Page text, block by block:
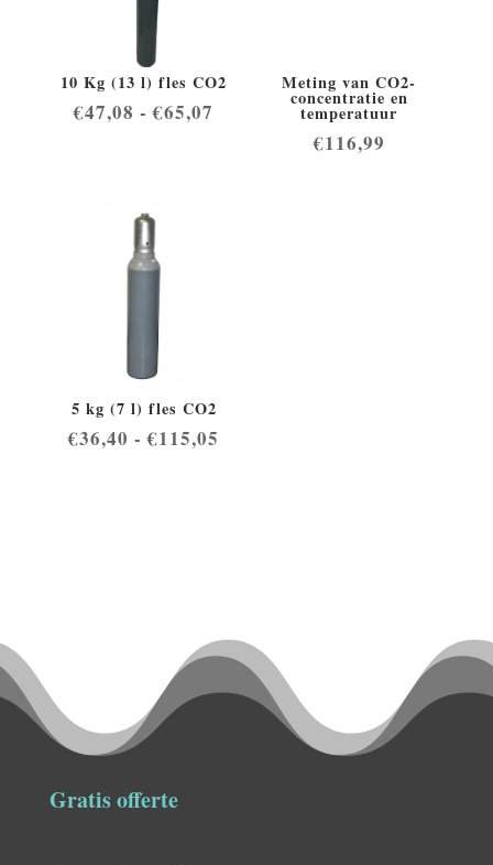
10 Kg (13 l) fles CO2
€47,08 - €65,07 Prijsklasse:
Meting van CO2-
concentratie en
temperatuur
€116,99
5 kg (7 l) fles CO2
€36,40 - €115,05
Gratis offerte